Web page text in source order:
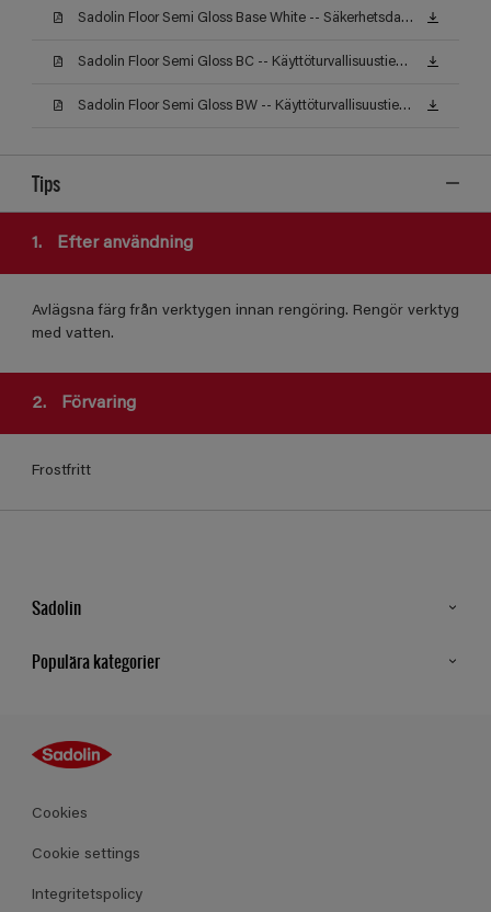
Sadolin Floor Semi Gloss Base White -- Säkerhetsdatablad
Sadolin Floor Semi Gloss BC -- Käyttöturvallisuustiedote
Sadolin Floor Semi Gloss BW -- Käyttöturvallisuustiedote
Tips
1. Efter användning
Avlägsna färg från verktygen innan rengöring. Rengör verktyg
med vatten.
2. Förvaring
Frostfritt
Sadolin
Populära kategorier
Kulörer
Produkter
Cookies
Cookie settings
Integritetspolicy